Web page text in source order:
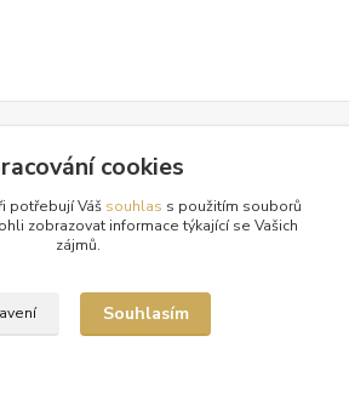
od 1500 Kč cookies
potřebují Váš souhlas s použitím souborů
zobrazovat informace týkající se Vašich
zájmů.
Souhlasím